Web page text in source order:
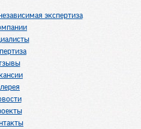
экспертиза